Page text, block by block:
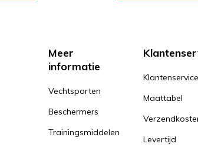
Meer
informatie
Vechtsporten
Beschermers
Trainingsmiddelen
Klantenservice
Maattabel
Levertijd